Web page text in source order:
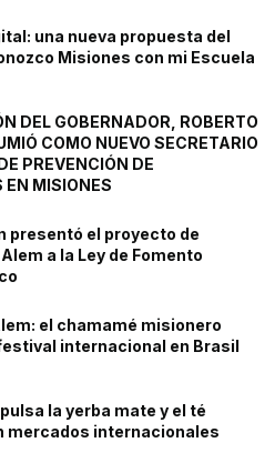
una nueva propuesta del
Misiones con mi Escuela
DEL GOBERNADOR, ROBERTO
COMO NUEVO SECRETARIO
PREVENCIÓN DE
EN MISIONES
presentó el proyecto de
a la Ley de Fomento
el chamamé misionero
internacional en Brasil
la yerba mate y el té
mercados internacionales